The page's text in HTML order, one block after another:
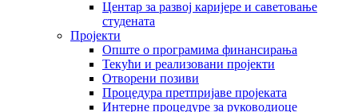
Центар за развој каријере и саветовање
студената
Пројекти
Опште о програмима финансирања
Текући и реализовани пројекти
Отворени позиви
Процедура претпријаве пројеката
Интерне процедуре за руководиоце